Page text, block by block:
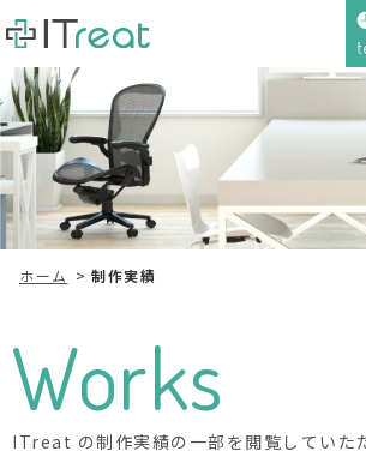
ホーム 制作実績
Works
ITreat の制作実績の一部を閲覧していた